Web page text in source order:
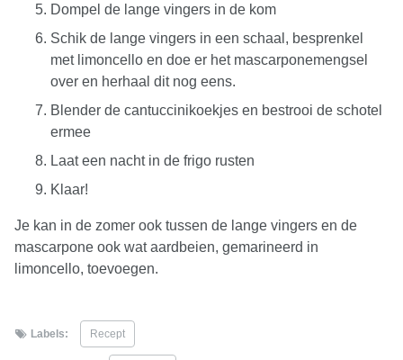
Dompel de lange vingers in de kom
Schik de lange vingers in een schaal, besprenkel
met limoncello en doe er het mascarponemengsel
over en herhaal dit nog eens.
Blender de cantuccinikoekjes en bestrooi de schotel
ermee
Laat een nacht in de frigo rusten
Klaar!
Je kan in de zomer ook tussen de lange vingers en de
mascarpone ook wat aardbeien, gemarineerd in
limoncello, toevoegen.
Labels: Recept